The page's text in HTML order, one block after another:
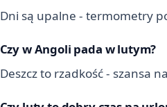
Dni są upalne - termometry
Czy w Angoli pada w lutym?
Deszcz to rzadkość - szansa